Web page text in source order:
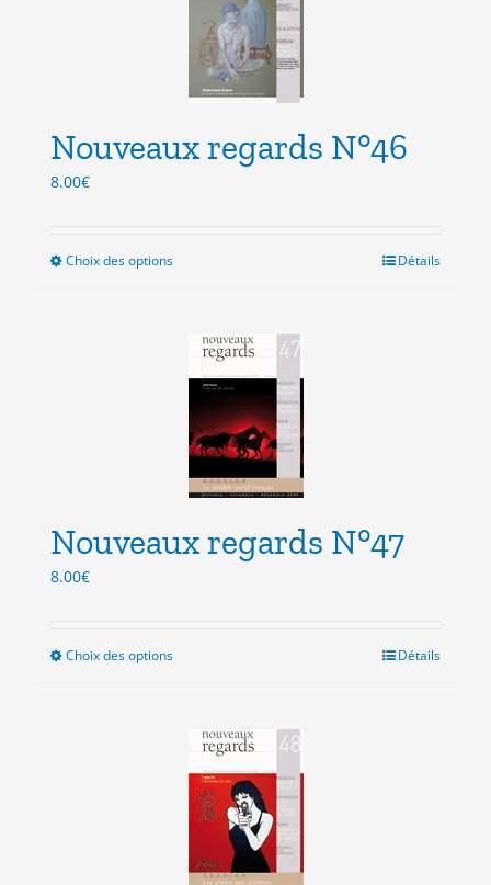
options
peuvent
être
choisies
page
Nouveaux regards N°46
8.00€
Choix des optionsCe
plusieurs
variations.
Les
options
peuvent
être
choisies
sur
page
Détails
Nouveaux regards N°47
8.00€
Choix des optionsCe
plusieurs
variations.
Les
options
peuvent
choisies
Détails